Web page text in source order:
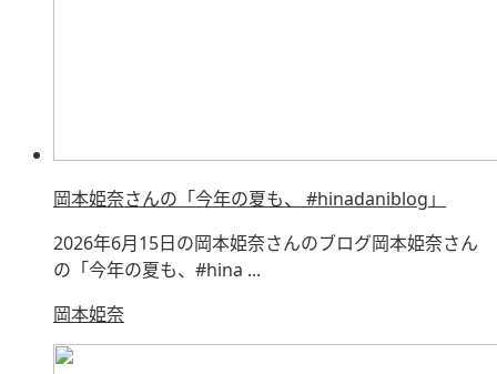
岡本姫奈さんの「今年の夏も、 #hinadaniblog」
2026年6月15日の岡本姫奈さんのブログ岡本姫奈さん
の「今年の夏も、#hina ...
岡本姫奈